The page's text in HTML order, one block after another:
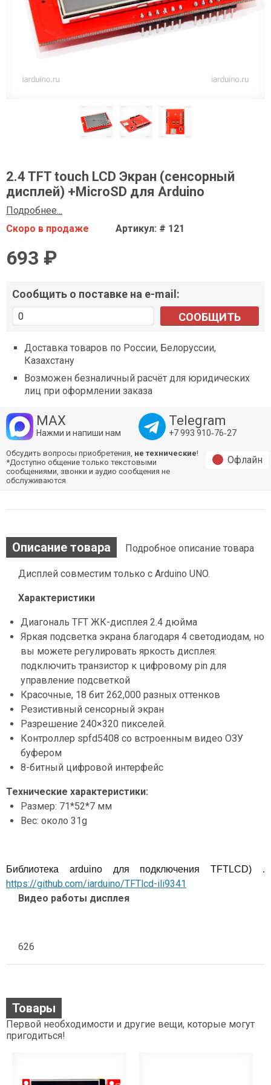
2.4 TFT touch LCD Экран (сенсорный
дисплей) +MicroSD для Arduino
Подробнее...
Скоро в продаже
Артикул: # 121
693 ₽
Сообщить о поставке на e-mail:
СООБЩИТЬ
Доставка товаров по России, Белоруссии,
Казахстану
Возможен безналичный расчёт для юридических
лиц при оформлении заказа
MAX
Нажми и напиши нам
Telegram
+7 993 910‑76‑27
Обсудить вопросы приобретения, не технические!
*Доступно общение только текстовыми
сообщениями, звонки и аудио сообщения не
обслуживаются
Офлайн
Описание товара Подробное описание товара
Дисплей совместим только c Arduino UNO.
Характеристики
Диагональ TFT ЖК-дисплея 2.4 дюйма
Яркая подсветка экрана благодаря 4 светодиодам, но
вы можете регулировать яркость дисплея:
подключить транзистор к цифровому pin для
управление подсветкой
Красочные, 18 бит 262,000 разных оттенков
Резистивный сенсорный экран
Разрешение 240×320 пикселей.
Контроллер spfd5408 со встроенным видео ОЗУ
буфером
8-битный цифровой интерфейс
Технические характеристики:
Размер: 71*52*7 мм
Вес: около 31g
Библиотека arduino для подключения TFTLCD) .
https://github.com/iarduino/TFTlcd-ili9341
Видео работы дисплея
626
Товары
Первой необходимости и другие вещи, которые могут
пригодиться!